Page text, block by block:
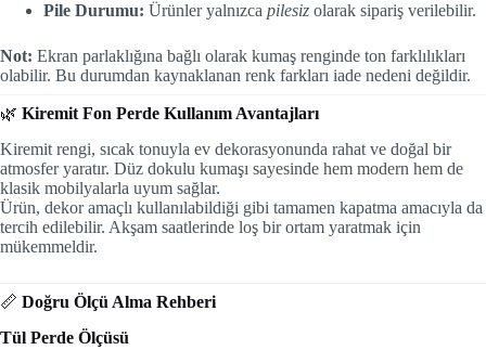
Pile Durumu: Ürünler yalnızca pilesiz olarak sipariş verilebilir.
Not: Ekran parlaklığına bağlı olarak kumaş renginde ton farklılıkları
olabilir. Bu durumdan kaynaklanan renk farkları iade nedeni değildir.
🌿 Kiremit Fon Perde Kullanım Avantajları
Kiremit rengi, sıcak tonuyla ev dekorasyonunda rahat ve doğal bir
atmosfer yaratır. Düz dokulu kumaşı sayesinde hem modern hem de
klasik mobilyalarla uyum sağlar.
Ürün, dekor amaçlı kullanılabildiği gibi tamamen kapatma amacıyla da
tercih edilebilir. Akşam saatlerinde loş bir ortam yaratmak için
mükemmeldir.
📏 Doğru Ölçü Alma Rehberi
Tül Perde Ölçüsü